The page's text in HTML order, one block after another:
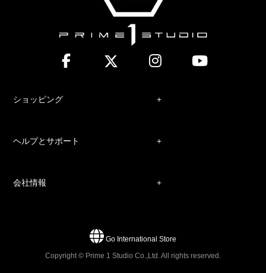
ショッピング
ヘルプとサポート
会社情報
Go International Store
Copyright © Prime 1 Studio Co.,Ltd. All rights reserved.